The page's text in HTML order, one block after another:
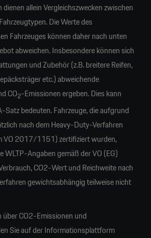
allein Vergleichszwecken zwischen
Die Werte des
Fahrzeuges können daher nach unten
abweichen. Insbesondere können sich
und Zubehör (z.B. breitere Reifen,
etc.) abweichende
CO2-Emissionen ergeben. Dies kann
Satz bedeuten. Fahrzeuge, die aufgrund
nach dem Heavy-Duty-Verfahren
2017/1151) zertifiziert wurden,
WLTP-Angaben gemäß der VO (EG)
CO2-Wert und Reichweite nach
gewichtsabhängig teilweise nicht
CO2-Emissionen und
Sie auf der Informationsplattform